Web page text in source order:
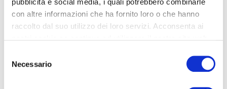
con altre informazioni che ha fornito loro o che hanno
raccolto dal suo utilizzo dei loro servizi. Acconsenta ai
delNecessario